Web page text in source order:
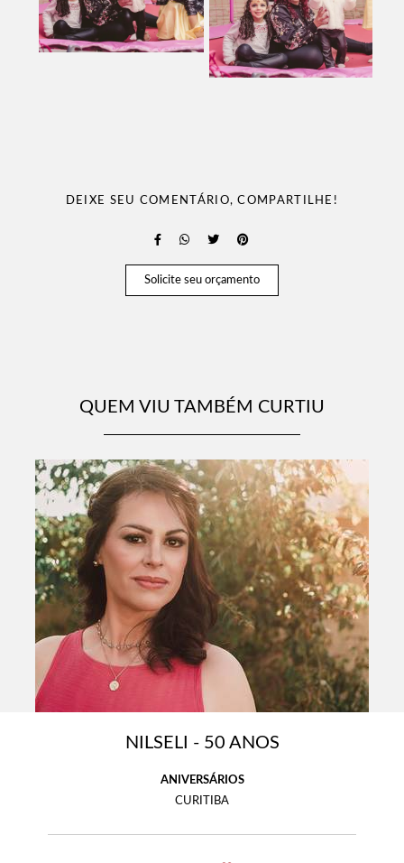
DEIXE SEU COMENTÁRIO, COMPARTILHE!
Solicite seu orçamento
QUEM VIU TAMBÉM CURTIU
NILSELI - 50 ANOS
ANIVERSÁRIOS
CURITIBA